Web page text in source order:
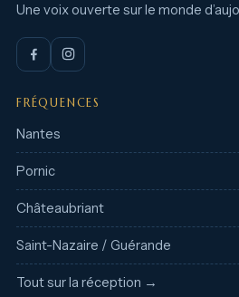
Une voix ouverte sur le monde
FRÉQUENCES
Nantes
Pornic
Châteaubriant
Saint-Nazaire / Guérande
Tout sur la réception →